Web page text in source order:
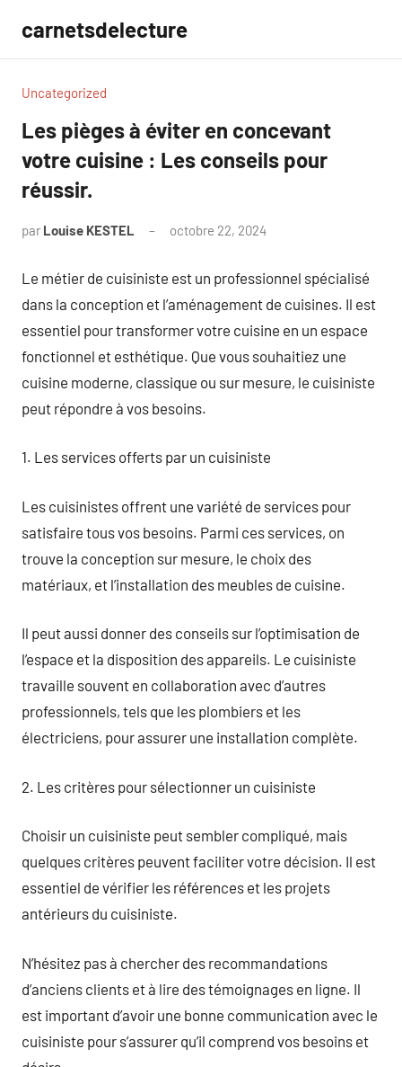
contenu
carnetsdelecture
Uncategorized
Les pièges à éviter en concevant
votre cuisine : Les conseils pour
réussir.
par Louise KESTEL octobre 22, 2024
Le métier de cuisiniste est un professionnel spécialisé
dans la conception et l’aménagement de cuisines. Il est
essentiel pour transformer votre cuisine en un espace
fonctionnel et esthétique. Que vous souhaitiez une
cuisine moderne, classique ou sur mesure, le cuisiniste
peut répondre à vos besoins.
1. Les services offerts par un cuisiniste
Les cuisinistes offrent une variété de services pour
satisfaire tous vos besoins. Parmi ces services, on
trouve la conception sur mesure, le choix des
matériaux, et l’installation des meubles de cuisine.
Il peut aussi donner des conseils sur l’optimisation de
l’espace et la disposition des appareils. Le cuisiniste
travaille souvent en collaboration avec d’autres
professionnels, tels que les plombiers et les
électriciens, pour assurer une installation complète.
2. Les critères pour sélectionner un cuisiniste
Choisir un cuisiniste peut sembler compliqué, mais
quelques critères peuvent faciliter votre décision. Il est
essentiel de vérifier les références et les projets
antérieurs du cuisiniste.
N’hésitez pas à chercher des recommandations
d’anciens clients et à lire des témoignages en ligne. Il
est important d’avoir une bonne communication avec le
cuisiniste pour s’assurer qu’il comprend vos besoins et